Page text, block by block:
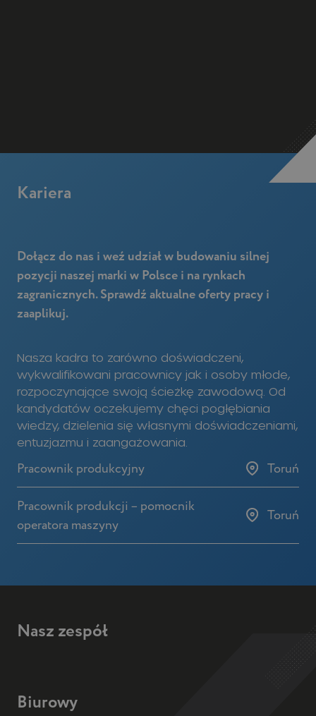
Kariera
Dołącz do nas i weź udział w budowaniu silnej
pozycji naszej marki w Polsce i na rynkach
zagranicznych. Sprawdź aktualne oferty pracy i
zaaplikuj.
Nasza kadra to zarówno doświadczeni,
wykwalifikowani pracownicy jak i osoby młode,
rozpoczynające swoją ścieżkę zawodową. Od
kandydatów oczekujemy chęci pogłębiania
wiedzy, dzielenia się własnymi doświadczeniami,
entuzjazmu i zaangażowania.
Pracownik produkcyjny Toruń
Pracownik produkcji – pomocnik
operatora maszyny
Toruń
Nasz zespół
Biurowy